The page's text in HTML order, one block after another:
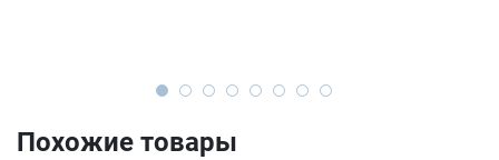
Похожие товары